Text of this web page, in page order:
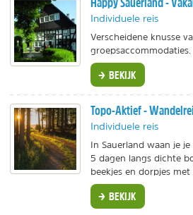
Individuele reis
Verscheidene knusse
groepsaccommodaties.
BEKIJK
Topo-Aktief -
Individuele reis
In Sauerland waan je
5 dagen langs dichte
beekjes en dorpjes met
BEKIJK